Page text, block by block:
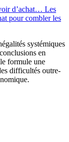
d’achat… Les
pour combler les
systémiques
en
formule une
difficultés outre-